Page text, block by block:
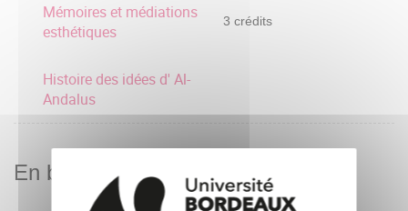
Mémoires et médiations
esthétiques
3 crédits
Histoire des idées d' Al-
Andalus
En bref